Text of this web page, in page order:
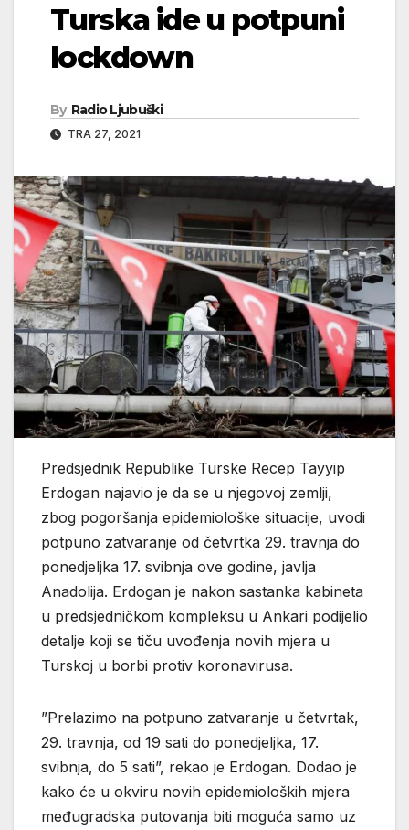
Turska ide u potpuni
lockdown
By Radio Ljubuški
TRA 27, 2021
Predsjednik Republike Turske Recep Tayyip
Erdogan najavio je da se u njegovoj zemlji,
zbog pogoršanja epidemiološke situacije, uvodi
potpuno zatvaranje od četvrtka 29. travnja do
ponedjeljka 17. svibnja ove godine, javlja
Anadolija. Erdogan je nakon sastanka kabineta
u predsjedničkom kompleksu u Ankari podijelio
detalje koji se tiču uvođenja novih mjera u
Turskoj u borbi protiv koronavirusa.
”Prelazimo na potpuno zatvaranje u četvrtak,
29. travnja, od 19 sati do ponedjeljka, 17.
svibnja, do 5 sati”, rekao je Erdogan. Dodao je
kako će u okviru novih epidemioloških mjera
međugradska putovanja biti moguća samo uz